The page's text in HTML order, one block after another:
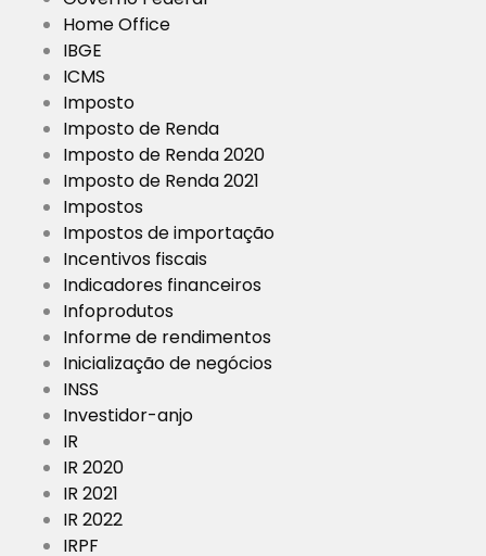
Home Office
IBGE
ICMS
Imposto
Imposto de Renda
Imposto de Renda 2020
Imposto de Renda 2021
Impostos
Impostos de importação
Incentivos fiscais
Indicadores financeiros
Infoprodutos
Informe de rendimentos
Inicialização de negócios
INSS
Investidor-anjo
IR
IR 2020
IR 2021
IR 2022
IRPF